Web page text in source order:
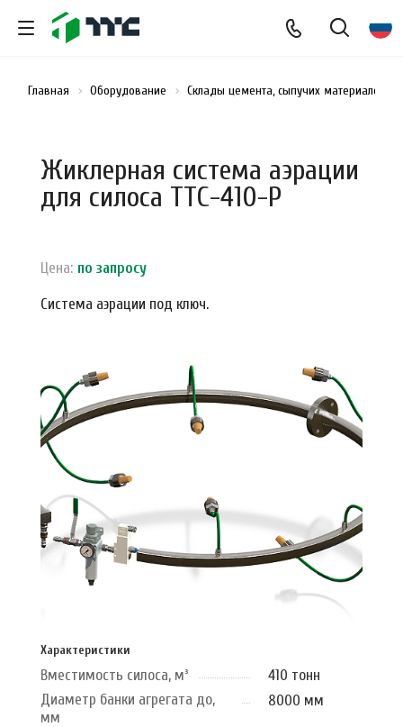
Главная Оборудование Склады цемента, сыпучих материалов и
Жиклерная система аэрации
для силоса ТТС-410-Р
Цена: по запросу
Система аэрации под ключ.
Характеристики
Вместимость силоса, м³
410 тонн
Диаметр банки агрегата до,
мм
8000 мм